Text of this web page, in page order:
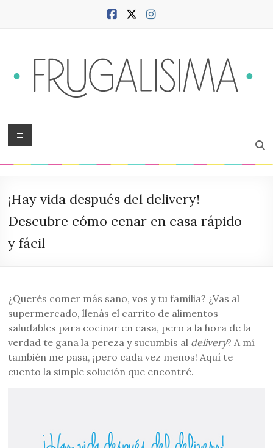
Frugalísima
ciudad,
productividad,
bienestar
Menú
¡Hay vida después del delivery!
Descubre cómo cenar en casa rápido
y fácil
¿Querés comer más sano, vos y tu familia? ¿Vas al
supermercado, llenás el carrito de alimentos
saludables para cocinar en casa, pero a la hora de la
verdad te gana la pereza y sucumbís al delivery? A mí
también me pasa, ¡pero cada vez menos! Aquí te
cuento la simple solución que encontré.